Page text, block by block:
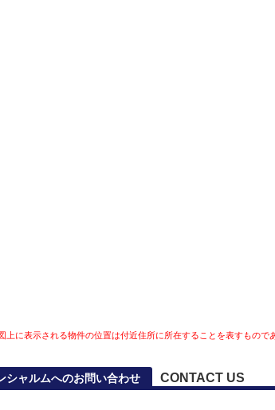
上に表示される物件の位置は付近住所に所在することを表すもので
シャルムへのお問い合わせ CONTACT US